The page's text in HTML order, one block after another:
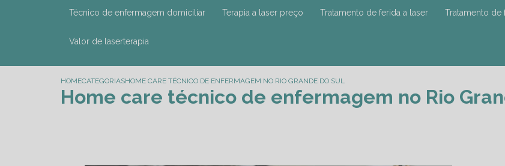
Técnico de enfermagem domiciliar Terapia a laser preço Tratamento de ferida a laser Tratamento
Valor de laserterapia
HOMECATEGORIASHOME CARE TÉCNICO DE ENFERMAGEM NO RIO GRANDE DO SUL
Home care técnico de enfermagem no Rio